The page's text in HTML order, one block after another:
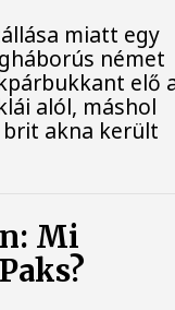
miatt egy
német
elő
alól, máshol
akna került
Mi